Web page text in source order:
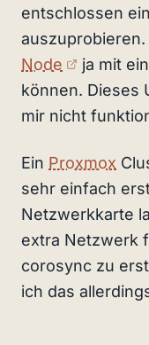
entschlossen
Node
ja mit
können. Dieses
mir nicht
Ein Proxmox
sehr einfach
Netzwerkkarte
extra Netzwerk
corosync zu
ich das